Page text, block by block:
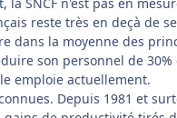
reste très en deçà de
dans la moyenne des
son personnel de
emploie actuellement.
Depuis 1981 et